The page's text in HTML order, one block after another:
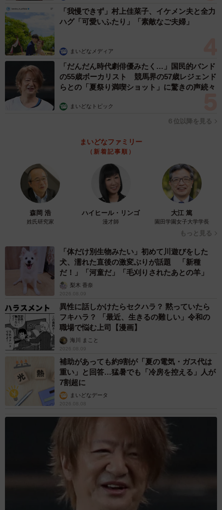
「我慢できず」村上佳菜子、イケメン夫と全力
ハグ「可愛いふたり」「素敵なご夫婦」
まいどなメディア
「だんだん時代劇俳優みたく…」国民的バンド
の55歳ボーカリスト 競馬界の57歳レジェンド
らとの「夏祭り満喫ショット」に驚きの声続々
まいどなトピック
６位以降を見る
まいどなファミリー
（新着記事順）
森岡 浩
姓氏研究家
ハイヒール・リンゴ
漫才師
大江 篤
園田学園女子大学学長
もっと見る
「体だけ別生物みたい」初めて川遊びをした
犬、濡れた直後の激変ぶりが話題 「新種
だ！」「河童だ」「毛刈りされたあとの羊」
梨木 香奈
2026.08.09
異性に話しかけたらセクハラ？ 黙っていたら
フキハラ？ 「最近、生きるの難しい」令和の
職場で悩む上司【漫画】
海川 まこと
2026.08.09
補助があっても約9割が「夏の電気・ガス代は
重い」と回答…猛暑でも「冷房を控える」人が
7割超に
まいどなデータ
2026.08.08